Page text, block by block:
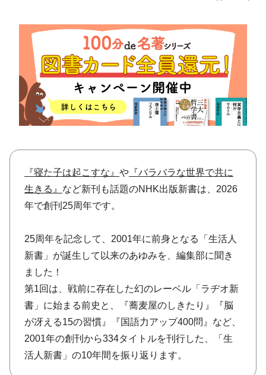
NHKブックス 100分de名著
その他
きょうの レシピ
レシピ その他
ABOUT
keyword
『寝た子は起こすな』 や 『バラバラな世界で共に
生きる』 など新刊も話題のNHK出版新書は、2026
年で創刊25周年です。
25周年を記念して、2001年に前身となる「生活人
新書」が誕生して以来のあゆみを、編集部に聞き
ました！
第1回は、戦前に存在した幻のレーベル「ラヂオ新
書」に始まる前史と、『蕎麦屋のしきたり』『脳
が冴える15の習慣』『国語力アップ400問』など、
2001年の創刊から334タイトルを刊行した、「生
活人新書」の10年間を振り返ります。